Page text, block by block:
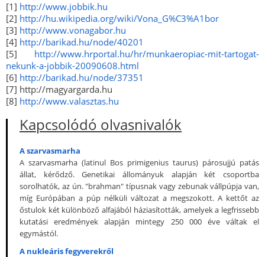
[1] http://www.jobbik.hu
[2] http://hu.wikipedia.org/wiki/Vona_G%C3%A1bor
[3] http://www.vonagabor.hu
[4] http://barikad.hu/node/40201
[5] http://www.hrportal.hu/hr/munkaeropiac-mit-tartogat-
nekunk-a-jobbik-20090608.html
[6] http://barikad.hu/node/37351
[7] http://magyargarda.hu
[8] http://www.valasztas.hu
Kapcsolódó olvasnivalók
A szarvasmarha
A szarvasmarha (latinul Bos primigenius taurus) párosujjú patás
állat, kérődző. Genetikai állományuk alapján két csoportba
sorolhatók, az ún. "brahman" típusnak vagy zebunak vállpúpja van,
míg Európában a púp nélküli változat a megszokott. A kettőt az
őstulok két különböző alfajából háziasították, amelyek a legfrissebb
kutatási eredmények alapján mintegy 250 000 éve váltak el
egymástól.
A nukleáris fegyverekről